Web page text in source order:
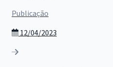
Publicação
12/04/2023